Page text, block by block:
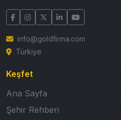
info@goldfirma.com
Türkiye
Keşfet
Ana Sayfa
Şehir Rehberi